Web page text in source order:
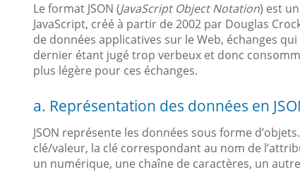
Le format JSON (JavaScript Object Notation) est
JavaScript, créé à partir de 2002 par Douglas
de données applicatives sur le Web, échanges
dernier étant jugé trop verbeux et donc
plus légère pour ces échanges.
a. Représentation des données en
JSON représente les données sous forme
clé/valeur, la clé correspondant au nom de
un numérique, une chaîne de caractères, un